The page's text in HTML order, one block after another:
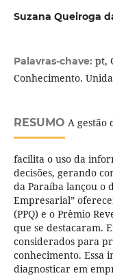
Suzana Queiroga
Palavras-chave: pt,
Conhecimento.
RESUMO A gestão
facilita o uso da
decisões, gerando
da Paraíba lançou o
Empresarial”
(PPQ) e o Prêmio
que se destacaram.
considerados para
conhecimento. Essa
diagnosticar em